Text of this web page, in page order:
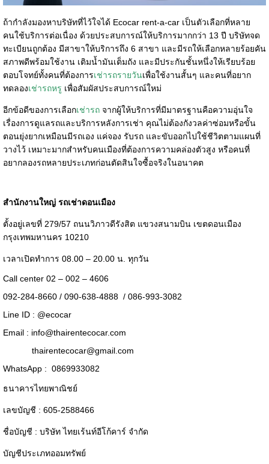
ถ้ากำลังมองหาบริษัทที่ไว้ใจได้ Ecocar rent-a-car เป็นตัวเลือกที่หลาย
คนใช้บริการต่อเนื่อง ด้วยประสบการณ์ให้บริการมากกว่า 13 ปี บริษัทจด
ทะเบียนถูกต้อง มีสาขาให้บริการถึง 6 สาขา และมีรถให้เลือกหลายร้อยคัน
สภาพดีพร้อมใช้งาน เติมน้ำมันเต็มถัง และมีประกันชั้นหนึ่งให้เรียบร้อย
ตอบโจทย์ทั้งคนที่ต้องการเช่ารถรายวันเพื่อใช้งานสั้นๆ และคนที่อยาก
ทดลองเช่ารถหรู เพื่อสัมผัสประสบการณ์ใหม่
อีกข้อดีของการเลือกเช่ารถจากผู้ให้บริการที่มีมาตรฐานคือความอุ่นใจ
เรื่องการดูแลรถและบริการหลังการเช่า คุณไม่ต้องกังวลค่าซ่อมหรือขั้น
ตอนยุ่งยากเหมือนมีรถเอง แค่จอง รับรถ และขับออกไปใช้ชีวิตตามแผนที่
วางไว้ เหมาะมากสำหรับคนเมืองที่ต้องการความคล่องตัวสูง หรือคนที่
อยากลองรถหลายประเภทก่อนตัดสินใจซื้อจริงในอนาคต
สำนักงานใหญ่ รถเช่าดอนเมือง
ตั้งอยู่เลขที่ 279/57 ถนนวิภาวดีรังสิต แขวงสนามบิน เขตดอนเมือง
กรุงเทพมหานคร 10210
เวลาเปิดทำการ 08.00 – 20.00 น. ทุกวัน
Call center 02 – 002 – 4606
092-284-8660 / 090-638-4888 / 086-993-3082
Line ID : @ecocar
Email : info@thairentecocar.com
thairentecocar@gmail.com
WhatsApp : 0869933082
ธนาคารไทยพาณิชย์
เลขบัญชี : 605-2588466
ชื่อบัญชี : บริษัท ไทยเร้นท์อีโก้คาร์ จำกัด
บัญชีประเภทออมทรัพย์